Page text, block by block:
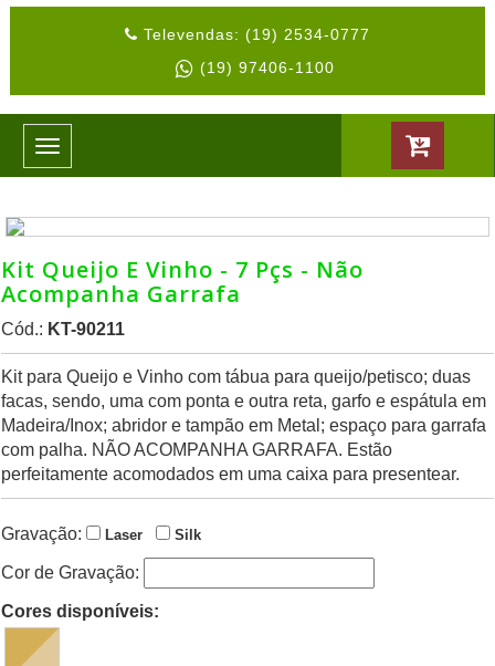
Televendas: (19) 2534-0777
(19) 97406-1100
Toggle
navigation
Kit Queijo E Vinho - 7 Pçs - Não
Acompanha Garrafa
Cód.: KT-90211
Kit para Queijo e Vinho com tábua para queijo/petisco; duas
facas, sendo, uma com ponta e outra reta, garfo e espátula em
Madeira/Inox; abridor e tampão em Metal; espaço para garrafa
com palha. NÃO ACOMPANHA GARRAFA. Estão
perfeitamente acomodados em uma caixa para presentear.
Gravação: Laser Silk
Cor de Gravação:
Cores disponíveis: